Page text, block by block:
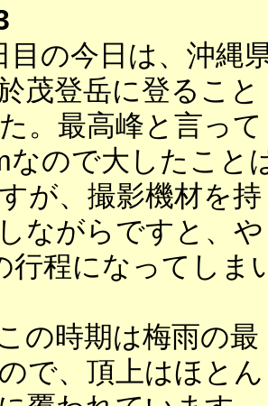
目の今日は、沖縄
茂登岳に登ること
。最高峰と言って
なので大したこと
が、撮影機材を持
ながらですと、や
行程になってしま
の時期は梅雨の最
で、頂上はほとん